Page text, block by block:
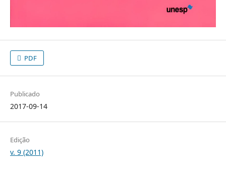
PDF
Publicado
2017-09-14
Edição
v. 9 (2011)